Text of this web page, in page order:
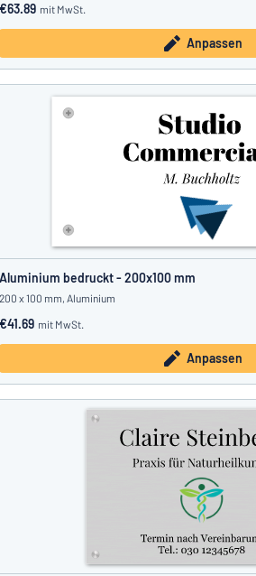
€63.89 mit MwSt.
Anpassen
Aluminium bedruckt - 200x100 mm
200 x 100 mm, Aluminium
€41.69 mit MwSt.
Anpassen